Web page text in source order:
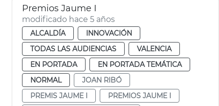
Premios Jaume I
modificado hace 5 años
ALCALDÍA
INNOVACIÓN
TODAS LAS AUDIENCIAS
VALENCIA
EN PORTADA
EN PORTADA TEMÁTICA
NORMAL
JOAN RIBÓ
PREMIS JAUME I
PREMIOS JAUME I